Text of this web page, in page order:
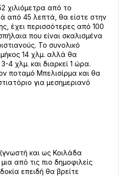
χιλιόμετρα από το
από 45 λεπτά, θα είστε στην
έχει περισσότερες από 100
που είναι σκαλισμένα
Το συνολικό
14 χλμ. αλλά θα
4 χλμ. και διαρκεί 1 ώρα.
ποταμό Μπελισίρμα και θα
για μεσημεριανό
και ως Κοιλάδα
από τις πιο δημοφιλείς
επειδή θα βρείτε